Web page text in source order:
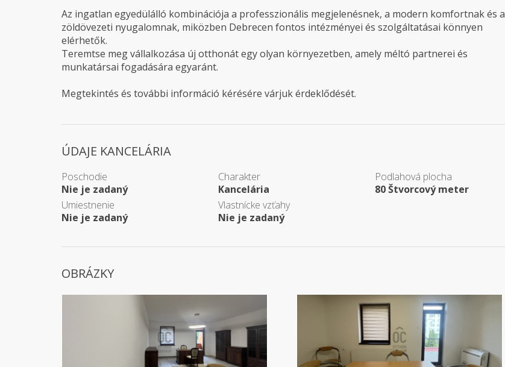
Az ingatlan egyedülálló kombinációja a professzionális megjelenésnek, a modern komfortnak és a
zöldövezeti nyugalomnak, miközben Debrecen fontos intézményei és szolgáltatásai könnyen
elérhetők.
Teremtse meg vállalkozása új otthonát egy olyan környezetben, amely méltó partnerei és
munkatársai fogadására egyaránt.
Megtekintés és további információ kérésére várjuk érdeklődését.
ÚDAJE KANCELÁRIA
Poschodie
Nie je zadaný
Charakter
Kancelária
Podlahová plocha
80 Štvorcový meter
Umiestnenie
Nie je zadaný
Vlastnícke vzťahy
Nie je zadaný
OBRÁZKY